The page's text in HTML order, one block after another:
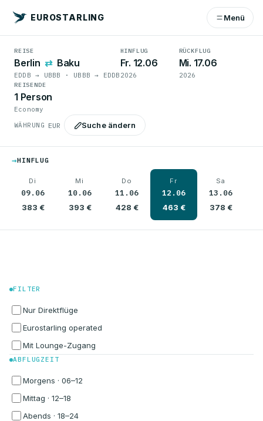
EUROSTARLING Menü
REISE
Berlin ⇄ Baku
EDDB → UBBB · UBBB → EDDB
HINFLUG
Fr. 12.06
2026
RÜCKFLUG
Mi. 17.06
2026
REISENDE
1 Person
Economy
WÄHRUNG
Suche ändern
→HINFLUG
Di
09.06
383 €
Mi
10.06
393 €
Do
11.06
428 €
Fr
12.06
463 €
Sa
13.06
378 €
FILTER
Nur Direktflüge
Eurostarling operated
Mit Lounge-Zugang
ABFLUGZEIT
Morgens · 06–12
Mittag · 12–18
Abends · 18–24